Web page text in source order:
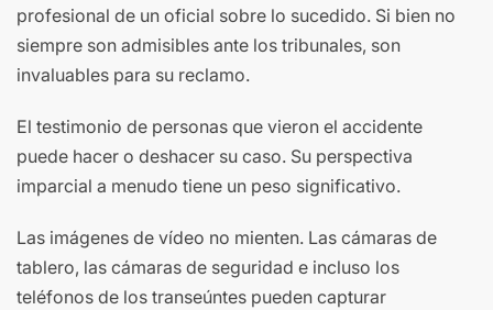
profesional de un oficial sobre lo sucedido. Si bien no
siempre son admisibles ante los tribunales, son
invaluables para su reclamo.
El testimonio de personas que vieron el accidente
puede hacer o deshacer su caso. Su perspectiva
imparcial a menudo tiene un peso significativo.
Las imágenes de vídeo no mienten. Las cámaras de
tablero, las cámaras de seguridad e incluso los
teléfonos de los transeúntes pueden capturar